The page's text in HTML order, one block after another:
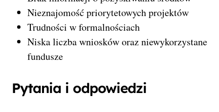
Nieznajomość priorytetowych projektów
Trudności w formalnościach
Niska liczba wniosków oraz niewykorzystane
fundusze
Pytania i odpowiedzi